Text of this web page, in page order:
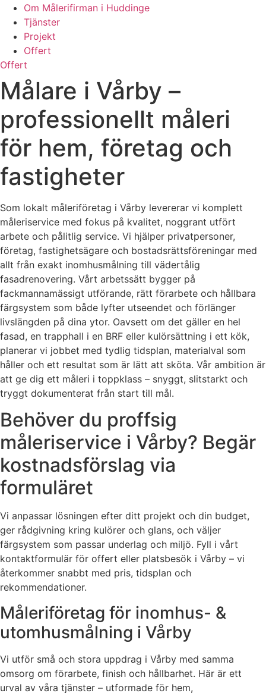
Om Målerifirman i Huddinge
Tjänster
Projekt
Offert
Offert
Målare i Vårby –
professionellt måleri
för hem, företag och
fastigheter
Som lokalt måleriföretag i Vårby levererar vi komplett
måleriservice med fokus på kvalitet, noggrant utfört
arbete och pålitlig service. Vi hjälper privatpersoner,
företag, fastighetsägare och bostadsrättsföreningar med
allt från exakt inomhusmålning till vädertålig
fasadrenovering. Vårt arbetssätt bygger på
fackmannamässigt utförande, rätt förarbete och hållbara
färgsystem som både lyfter utseendet och förlänger
livslängden på dina ytor. Oavsett om det gäller en hel
fasad, en trapphall i en BRF eller kulörsättning i ett kök,
planerar vi jobbet med tydlig tidsplan, materialval som
håller och ett resultat som är lätt att sköta. Vår ambition är
att ge dig ett måleri i toppklass – snyggt, slitstarkt och
tryggt dokumenterat från start till mål.
Behöver du proffsig
måleriservice i Vårby? Begär
kostnadsförslag via
formuläret
Vi anpassar lösningen efter ditt projekt och din budget,
ger rådgivning kring kulörer och glans, och väljer
färgsystem som passar underlag och miljö. Fyll i vårt
kontaktformulär för offert eller platsbesök i Vårby – vi
återkommer snabbt med pris, tidsplan och
rekommendationer.
Måleriföretag för inomhus- &
utomhusmålning i Vårby
Vi utför små och stora uppdrag i Vårby med samma
omsorg om förarbete, finish och hållbarhet. Här är ett
urval av våra tjänster – utformade för hem,